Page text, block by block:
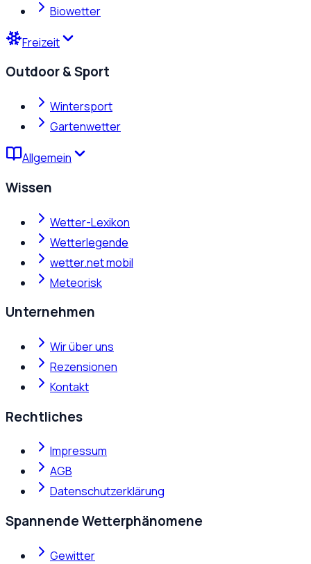
Biowetter
Freizeit
Outdoor & Sport
Wintersport
Gartenwetter
Allgemein
Wissen
Wetter-Lexikon
Wetterlegende
wetter.net mobil
Meteorisk
Unternehmen
Wir über uns
Rezensionen
Kontakt
Rechtliches
Impressum
AGB
Datenschutzerklärung
Spannende Wetterphänomene
Gewitter